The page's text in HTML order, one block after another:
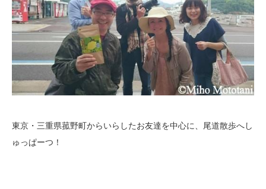
東京・三重県菰野町からいらしたお友達を中心に、尾道散歩へし
ゅっぱーつ！